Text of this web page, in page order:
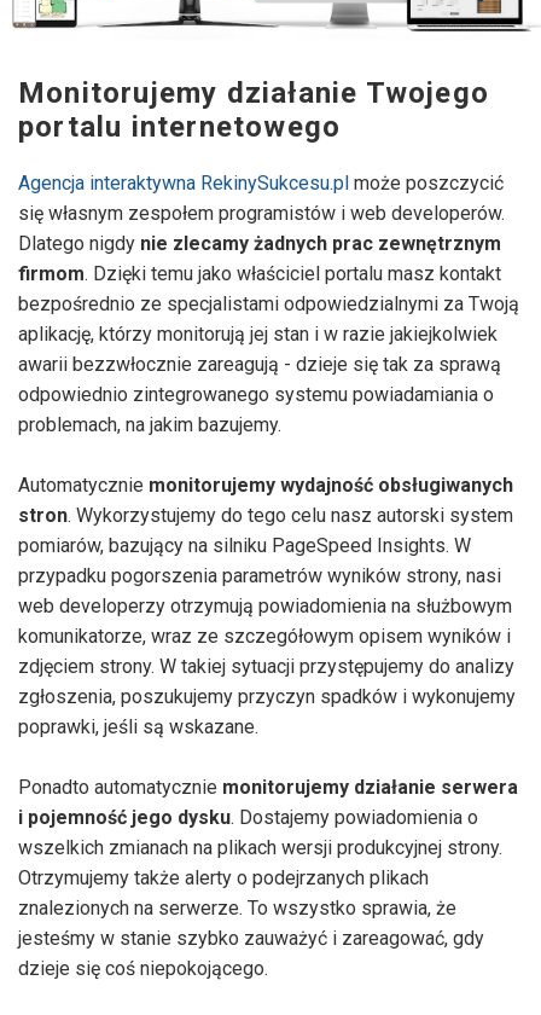
Monitorujemy działanie Twojego
portalu internetowego
Agencja interaktywna RekinySukcesu.pl może poszczycić
się własnym zespołem programistów i web developerów.
Dlatego nigdy nie zlecamy żadnych prac zewnętrznym
firmom. Dzięki temu jako właściciel portalu masz kontakt
bezpośrednio ze specjalistami odpowiedzialnymi za Twoją
aplikację, którzy monitorują jej stan i w razie jakiejkolwiek
awarii bezzwłocznie zareagują - dzieje się tak za sprawą
odpowiednio zintegrowanego systemu powiadamiania o
problemach, na jakim bazujemy.
Automatycznie monitorujemy wydajność obsługiwanych
stron. Wykorzystujemy do tego celu nasz autorski system
pomiarów, bazujący na silniku PageSpeed Insights. W
przypadku pogorszenia parametrów wyników strony, nasi
web developerzy otrzymują powiadomienia na służbowym
komunikatorze, wraz ze szczegółowym opisem wyników i
zdjęciem strony. W takiej sytuacji przystępujemy do analizy
zgłoszenia, poszukujemy przyczyn spadków i wykonujemy
poprawki, jeśli są wskazane.
Ponadto automatycznie monitorujemy działanie serwera
i pojemność jego dysku. Dostajemy powiadomienia o
wszelkich zmianach na plikach wersji produkcyjnej strony.
Otrzymujemy także alerty o podejrzanych plikach
znalezionych na serwerze. To wszystko sprawia, że
jesteśmy w stanie szybko zauważyć i zareagować, gdy
dzieje się coś niepokojącego.